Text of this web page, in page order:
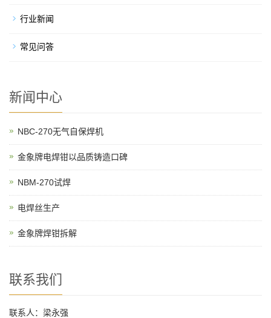
行业新闻
常见问答
新闻中心
NBC-270无气自保焊机
金象牌电焊钳以品质铸造口碑
NBM-270试焊
电焊丝生产
金象牌焊钳拆解
联系我们
联系人：梁永强